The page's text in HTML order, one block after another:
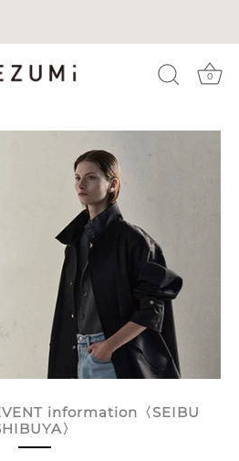
0
information〈SEIBU
〉